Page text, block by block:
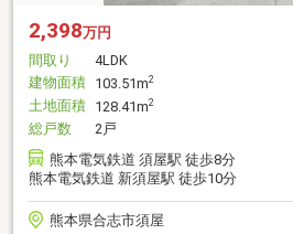
2,398万円
間取り
4LDK
建物面積 103.51m2
土地面積 128.41m2
総戸数
2戸
熊本電気鉄道 須屋駅 徒歩8分
熊本電気鉄道 新須屋駅 徒歩10分
熊本県合志市須屋